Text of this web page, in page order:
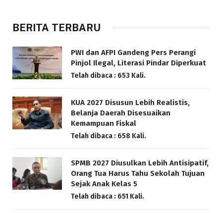
BERITA TERBARU
PWI dan AFPI Gandeng Pers Perangi
Pinjol Ilegal, Literasi Pindar Diperkuat
Telah dibaca : 653 Kali.
KUA 2027 Disusun Lebih Realistis,
Belanja Daerah Disesuaikan
Kemampuan Fiskal
Telah dibaca : 658 Kali.
SPMB 2027 Diusulkan Lebih Antisipatif,
Orang Tua Harus Tahu Sekolah Tujuan
Sejak Anak Kelas 5
Telah dibaca : 651 Kali.